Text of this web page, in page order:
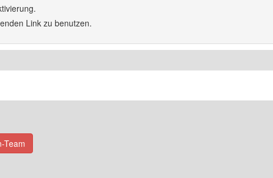
Link zu benutzen.
Team